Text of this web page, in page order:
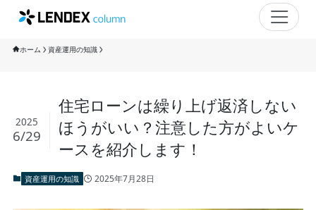
ホーム 資産運用の知識
住宅ローンは繰り上げ返済しない
ほうがいい？注意した方がよいケ
ースを紹介します！
2025
6/29
資産運用の知識 2025年7月28日